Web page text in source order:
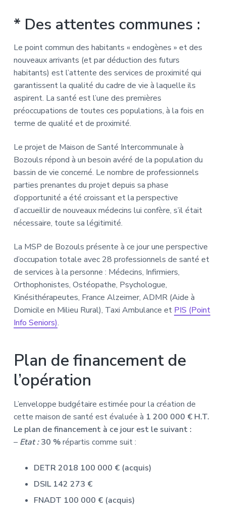
* Des attentes communes :
Le point commun des habitants « endogènes » et des
nouveaux arrivants (et par déduction des futurs
habitants) est l’attente des services de proximité qui
garantissent la qualité du cadre de vie à laquelle ils
aspirent. La santé est l’une des premières
préoccupations de toutes ces populations, à la fois en
terme de qualité et de proximité.
Le projet de Maison de Santé Intercommunale à
Bozouls répond à un besoin avéré de la population du
bassin de vie concerné. Le nombre de professionnels
parties prenantes du projet depuis sa phase
d’opportunité a été croissant et la perspective
d’accueillir de nouveaux médecins lui confère, s’il était
nécessaire, toute sa légitimité.
La MSP de Bozouls présente à ce jour une perspective
d’occupation totale avec 28 professionnels de santé et
de services à la personne : Médecins, Infirmiers,
Orthophonistes, Ostéopathe, Psychologue,
Kinésithérapeutes, France Alzeimer, ADMR (Aide à
Domicile en Milieu Rural), Taxi Ambulance et PIS (Point
Info Seniors).
Plan de financement de
l’opération
L’enveloppe budgétaire estimée pour la création de
cette maison de santé est évaluée à 1 200 000 € H.T.
Le plan de financement à ce jour est le suivant :
– Etat :30 %répartis comme suit :
DETR 2018 100 000 € (acquis)
DSIL 142 273 €
FNADT 100 000 € (acquis)